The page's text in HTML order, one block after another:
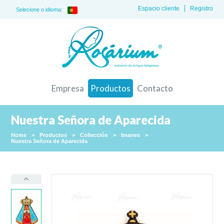
Selecione o idioma: Registro
Espacio cliente
Empresa Productos Contacto
Nuestra Señora de Aparecida
Home > Productos > Collección > Imanes
>
Nuestra Señora de Aparecida